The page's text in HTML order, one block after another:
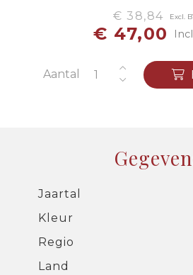
€ 38,84 Excl.
€ 47,00
Aantal
Jaartal
Kleur
Regio
Land